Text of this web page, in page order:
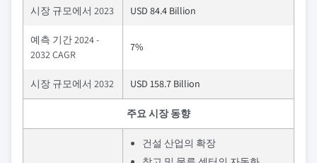
시장 규모에서 2023 USD 84.4 Billion
예측 기간 2024 -
2032 CAGR
7%
시장 규모에서 2032 USD 158.7 Billion
주요 시장 동향
건설 산업의 확장